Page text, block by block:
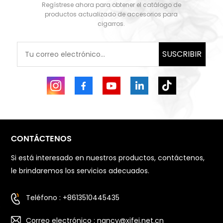
APRENDE MÁS APRENDE MÁS
Regístrese ahora para obtener el catálogo de
productos actualizado de accesorios para
cigarros.
SUSCRIBIR
CONTÁCTENOS
Si está interesado en nuestros productos, contáctenos,
le brindaremos los servicios adecuados.
Teléfono : +8613510445435
Correo electrónico : nancy@xifei.net.cn